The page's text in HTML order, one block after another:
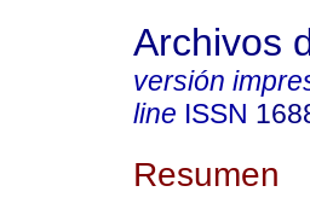
Archivos
versión
line ISSN
Resumen